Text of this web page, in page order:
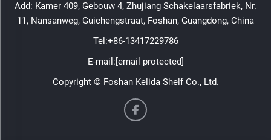
Add: Kamer 409, Gebouw 4, Zhujiang Schakelaarsfabriek, Nr.
11, Nansanweg, Guichengstraat, Foshan, Guangdong, China
Tel:+86-13417229786
E-mail:[email protected]
Copyright © Foshan Kelida Shelf Co., Ltd.